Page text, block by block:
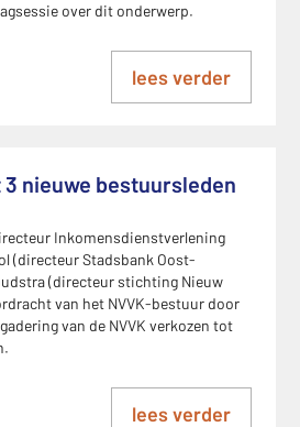
over dit onderwerp.
lees verder
3 nieuwe bestuursleden
Inkomensdienstverlening
(directeur Stadsbank Oost-
(directeur stichting Nieuw
van het NVVK-bestuur door
van de NVVK verkozen tot
lees verder